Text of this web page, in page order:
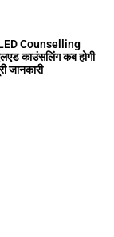
Counselling
काउंसलिंग कब होगी
जानकारी